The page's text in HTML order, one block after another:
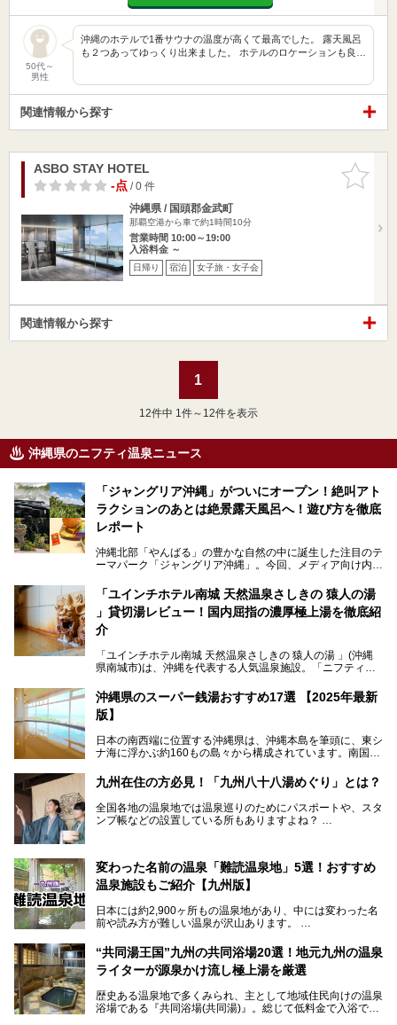
50代～
男性
沖縄のホテルで1番サウナの温度が高くて最高でした。 露天風呂
も２つあってゆっくり出来ました。 ホテルのロケーションも良…
関連情報から探す
お気に入
りに追加
ASBO STAY HOTEL
-点/ 0 件
沖縄県 / 国頭郡金武町
那覇空港から車で約1時間10分
営業時間 10:00～19:00
入浴料金 ～
日帰り 宿泊 女子旅・女子会
関連情報から探す
1
12件中 1件～12件を表示
沖縄県のニフティ温泉ニュース
「ジャングリア沖縄」がついにオープン！絶叫アト
ラクションのあとは絶景露天風呂へ！遊び方を徹底
レポート
沖縄北部「やんばる」の豊かな自然の中に誕生した注目のテ
ーマパーク「ジャングリア沖縄」。今回、メディア向け内覧
グリアの全貌をお届けすべく、見どころや料金、アクセス方
法まで徹底解説していきます。
「ユインチホテル南城 天然温泉さしきの 猿人の湯
」貸切湯レビュー！国内屈指の濃厚極上湯を徹底紹
介
「ユインチホテル南城 天然温泉さしきの 猿人の湯 」(沖縄
県南城市)は、沖縄を代表する人気温泉施設。「ニフティ温
位を獲得し、平日・土日にかかわらず多くの常連客や温泉フ
ァンが訪れます。
ンに注目される存在。今回は貸切湯にスポットを当て、その
魅力を徹底解説します。
沖縄県のスーパー銭湯おすすめ17選 【2025年最新
版】
日本の南西端に位置する沖縄県は、沖縄本島を筆頭に、東シ
ナ海に浮かぶ約160もの島々から構成されています。南国な
ずの豊かな自然、独自の歴史や文化など、多くの人を惹きつ
けてやまない魅力あふれる観光県です。
そんな沖縄県のスーパー銭湯には、ホテル併設などリゾート
と同時に楽しめる施設が多くあります。日帰りでも旅行気分
九州在住の方必見！「九州八十八湯めぐり」とは？
全国各地の温泉地では温泉巡りのためにパスポートや、スタ
ンプ帳などの設置している所もありますよね？
な方ならぜひ参加してみたいスタンプラリーでしょう。
変わった名前の温泉「難読温泉地」5選！おすすめ
温泉施設もご紹介【九州版】
日本には約2,900ヶ所もの温泉地があり、中には変わった名
前や読み方が難しい温泉が沢山あります。
そこで日本各地にある「難読温泉地」を、地域ごとにクイズ
形式でご紹介。第５回目(最終回)である今回は、九州地方の
難読温泉地をピックアップしました。
いくつ読めるか、ぜひチャレンジしてみて下さいね！
“共同湯王国”九州の共同浴場20選！地元九州の温泉
ライターが源泉かけ流し極上湯を厳選
歴史ある温泉地で多くみられ、主として地域住民向けの温泉
浴場である『共同浴場(共同湯)』。総じて低料金で入浴で